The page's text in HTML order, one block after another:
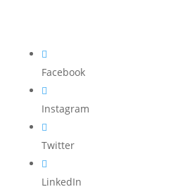

Facebook

Instagram

Twitter

LinkedIn